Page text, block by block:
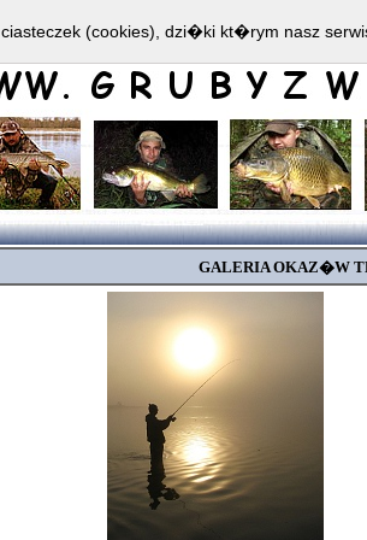
GALERIA OKAZ�W
(cookies), dzi�ki kt�rym nasz